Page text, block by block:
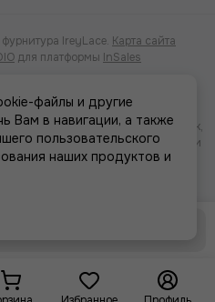
IreyLace. Карта сайта
для платформы InSales
касающаяся характеристик,
информационный характер и ни при
офертой, определяемой
Гражданского кодекса РФ.
файлы и другие
Вам в навигации, а также
пользовательского
наших продуктов и